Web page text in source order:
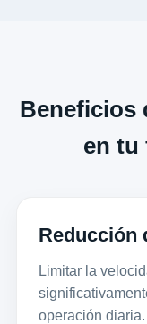
Beneficios
en tu
Reducción
Limitar la
operación diaria.